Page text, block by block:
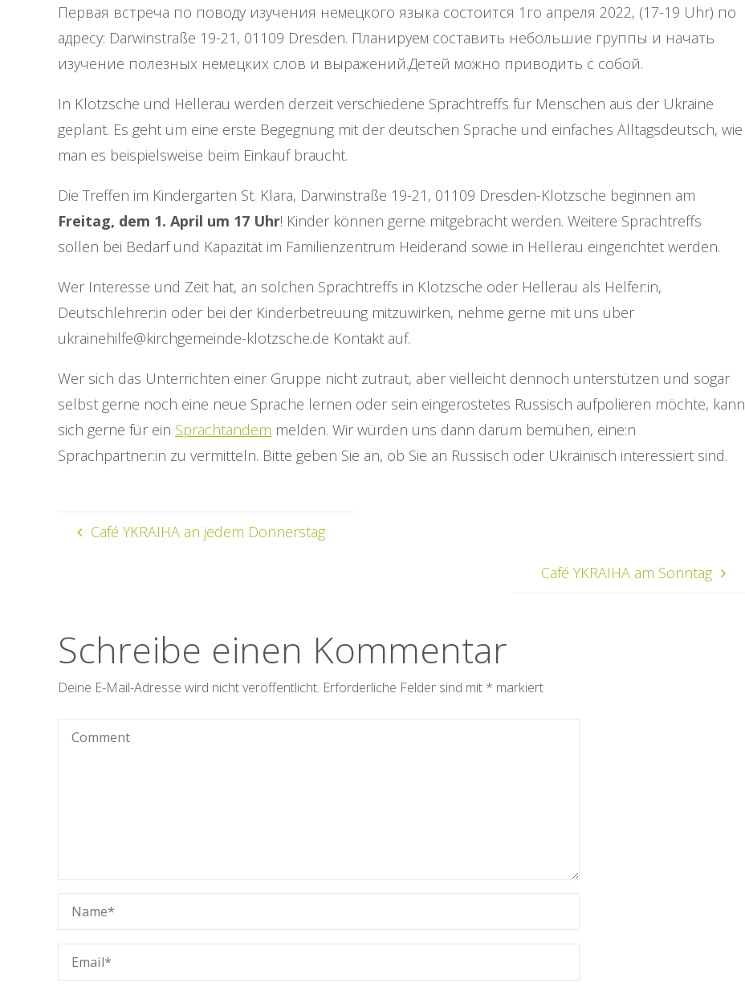
Первая встреча по поводу изучения немецкого языка состоится 1го апреля 2022, (17-19 Uhr) по
адресу: Darwinstraße 19-21, 01109 Dresden. Планируем составить небольшие группы и начать
изучение полезных немецких слов и выражений.Детей можно приводить с собой.
In Klotzsche und Hellerau werden derzeit verschiedene Sprachtreffs für Menschen aus der Ukraine
geplant. Es geht um eine erste Begegnung mit der deutschen Sprache und einfaches Alltagsdeutsch, wie
man es beispielsweise beim Einkauf braucht.
Die Treffen im Kindergarten St. Klara, Darwinstraße 19-21, 01109 Dresden-Klotzsche beginnen am
Freitag, dem 1. April um 17 Uhr! Kinder können gerne mitgebracht werden. Weitere Sprachtreffs
sollen bei Bedarf und Kapazität im Familienzentrum Heiderand sowie in Hellerau eingerichtet werden.
Wer Interesse und Zeit hat, an solchen Sprachtreffs in Klotzsche oder Hellerau als Helfer:in,
Deutschlehrer:in oder bei der Kinderbetreuung mitzuwirken, nehme gerne mit uns über
ukrainehilfe@kirchgemeinde-klotzsche.de Kontakt auf.
Wer sich das Unterrichten einer Gruppe nicht zutraut, aber vielleicht dennoch unterstützen und sogar
selbst gerne noch eine neue Sprache lernen oder sein eingerostetes Russisch aufpolieren möchte, kann
sich gerne für ein Sprachtandem melden. Wir würden uns dann darum bemühen, eine:n
Sprachpartner:in zu vermitteln. Bitte geben Sie an, ob Sie an Russisch oder Ukrainisch interessiert sind.
Café YKRAIHA an jedem Donnerstag
Café YKRAIHA am Sonntag
Schreibe einen Kommentar
Deine E-Mail-Adresse wird nicht veröffentlicht. Erforderliche Felder sind mit * markiert